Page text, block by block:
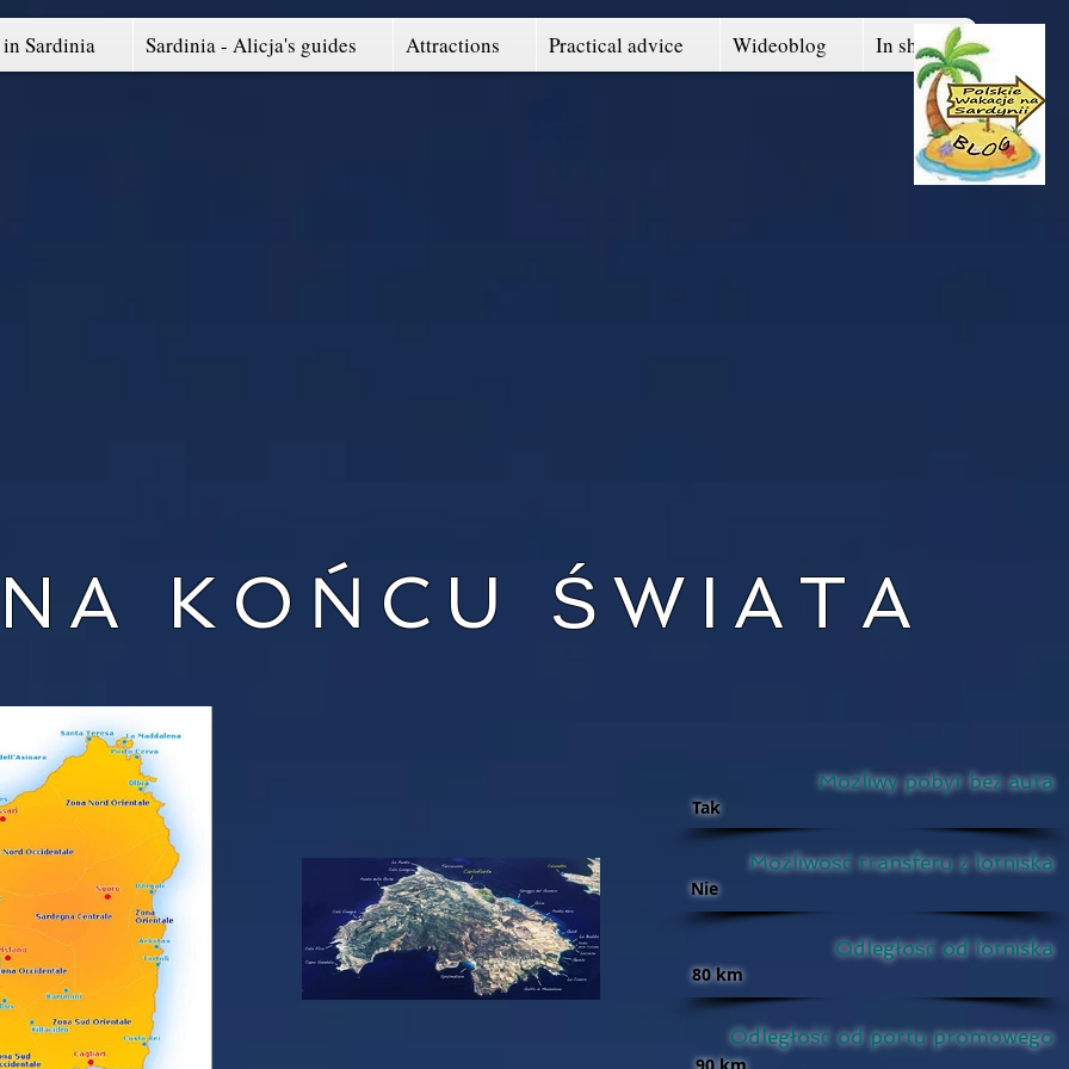
Sardinia Sardinia - Alicja's guides Attractions Practical advice Wideoblog In short
KOŃCU ŚWIATA
Możliwy pobyt bez auta
Tak
Nie
Możliwość transferu z lotniska
80 km
Odległość od lotniska
Odległość od portu promowego